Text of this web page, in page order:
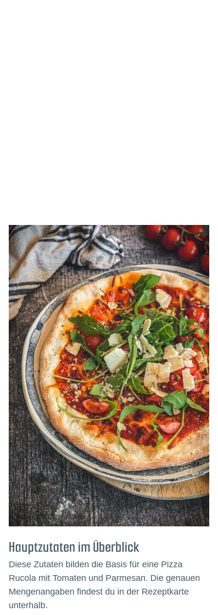
Hauptzutaten im Überblick
Diese Zutaten bilden die Basis für eine Pizza
Rucola mit Tomaten und Parmesan. Die genauen
Mengenangaben findest du in der Rezeptkarte
unterhalb.